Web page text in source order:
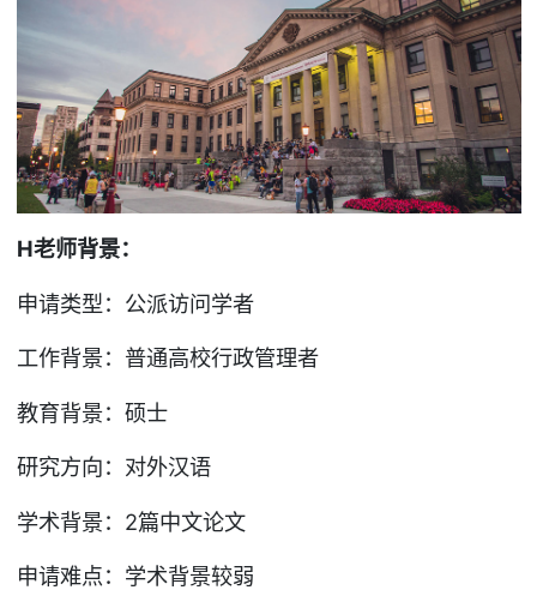
H老师背景：
申请类型：公派访问学者
工作背景：普通高校行政管理者
教育背景：硕士
研究方向：对外汉语
学术背景：2篇中文论文
申请难点：学术背景较弱